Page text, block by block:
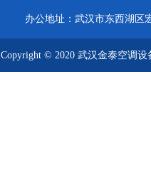
办公地址：武汉市东西湖区
2012
Copyright © 2020 武汉金泰空调设